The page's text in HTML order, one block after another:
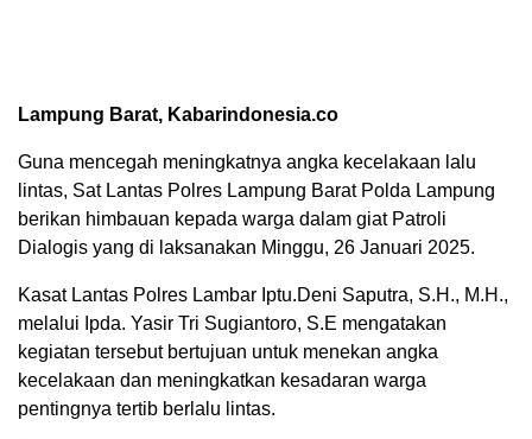
Lampung Barat, Kabarindonesia.co
Guna mencegah meningkatnya angka kecelakaan lalu
lintas, Sat Lantas Polres Lampung Barat Polda Lampung
berikan himbauan kepada warga dalam giat Patroli
Dialogis yang di laksanakan Minggu, 26 Januari 2025.
Kasat Lantas Polres Lambar Iptu.Deni Saputra, S.H., M.H.,
melalui Ipda. Yasir Tri Sugiantoro, S.E mengatakan
kegiatan tersebut bertujuan untuk menekan angka
kecelakaan dan meningkatkan kesadaran warga
pentingnya tertib berlalu lintas.